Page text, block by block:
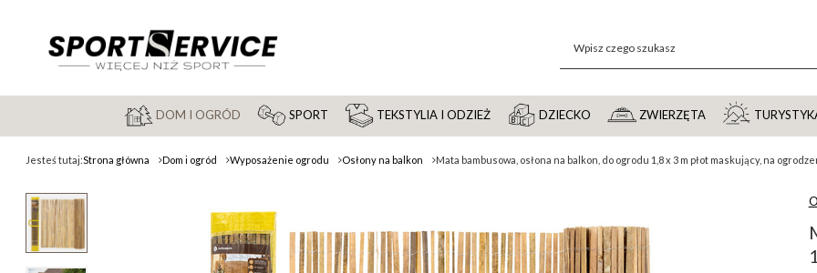
DOM I OGRÓD SPORT TEKSTYLIA I ODZIEŻ DZIECKO ZWIERZĘTA
Jesteś tutaj:Strona główna Dom i ogród Wyposażenie ogrodu Osłony na balkon Mata bambusowa, osłona na balkon, do ogrodu 1,8 x 3 m płot maskujący, na